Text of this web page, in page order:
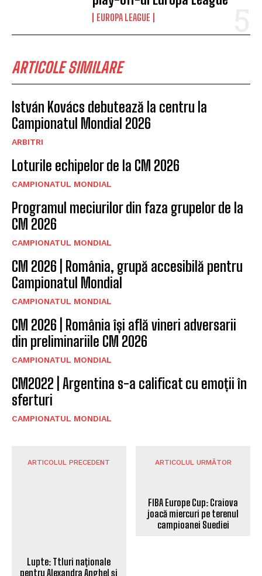
EUROPA LEAGUE
ARTICOLE SIMILARE
István Kovács debutează la centru la
Campionatul Mondial 2026
ARBITRI
Loturile echipelor de la CM 2026
CAMPIONATUL MONDIAL
Programul meciurilor din faza grupelor de la
CM 2026
CAMPIONATUL MONDIAL
CM 2026 | România, grupă accesibilă pentru
Campionatul Mondial
CAMPIONATUL MONDIAL
CM 2026 | România își află vineri adversarii
din preliminariile CM 2026
CAMPIONATUL MONDIAL
CM2022 | Argentina s-a calificat cu emoții în
sferturi
CAMPIONATUL MONDIAL
ARTICOLUL PRECEDENT ARTICOLUL URMĂTOR
FIBA Europe Cup: Craiova